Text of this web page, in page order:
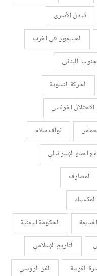
تبادل الأسرى
المسلمون في الغرب
اللبناني
الحركة النسوية
الاحتلال الفرنسي
نواف سلام
العدو الإسرائيلي
المصارف
الحكومة اليمنية
التاريخ الإسلامي
الغربية
الفن الروسي